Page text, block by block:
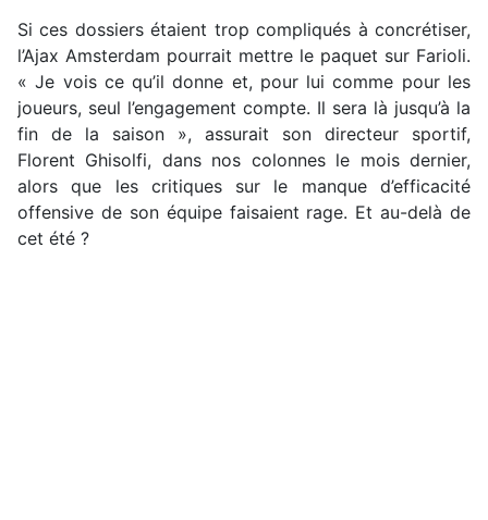
Si ces dossiers étaient trop compliqués à concrétiser,
l’Ajax Amsterdam pourrait mettre le paquet sur Farioli.
« Je vois ce qu’il donne et, pour lui comme pour les
joueurs, seul l’engagement compte. Il sera là jusqu’à la
fin de la saison », assurait son directeur sportif,
Florent Ghisolfi, dans nos colonnes le mois dernier,
alors que les critiques sur le manque d’efficacité
offensive de son équipe faisaient rage. Et au-delà de
cet été ?